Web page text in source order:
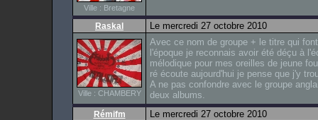
Ville : Bretagne
Raskal Le mercredi 27 octobre 2010
Ville : CHAMBERY
Avec ce nom de groupe + le titre qui
l'époque je reconnais avoir été déçu à
mélodique pour mes oreilles de jeune
ré écoute aujourd'hui je pense que j'y
A ne pas confondre avec le groupe
deux albums.
Rémifm
Le mercredi 27 octobre 2010